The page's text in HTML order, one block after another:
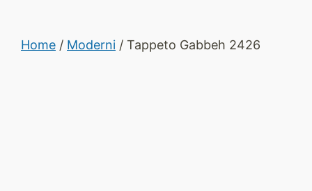
Home / Moderni / Tappeto Gabbeh 2426